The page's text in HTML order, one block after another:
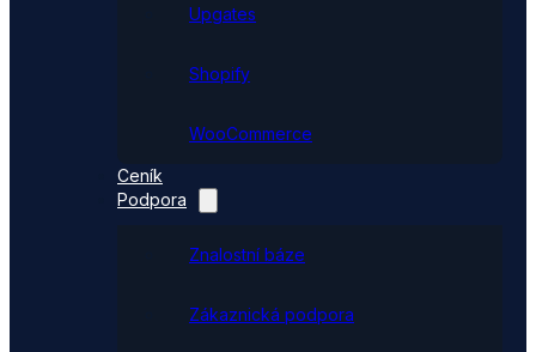
Upgates
Shopify
WooCommerce
Ceník
Podpora
Znalostní báze
Zákaznická podpora